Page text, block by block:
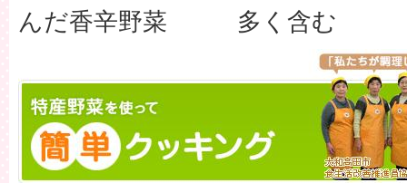
んだ香辛野菜
多く含む